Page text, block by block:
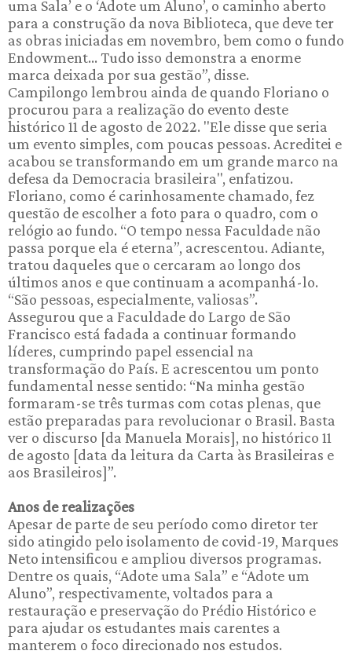
uma Sala’ e o ‘Adote um Aluno’, o caminho aberto
para a construção da nova Biblioteca, que deve ter
as obras iniciadas em novembro, bem como o fundo
Endowment... Tudo isso demonstra a enorme
marca deixada por sua gestão”, disse.
Campilongo lembrou ainda de quando Floriano o
procurou para a realização do evento deste
histórico 11 de agosto de 2022. "Ele disse que seria
um evento simples, com poucas pessoas. Acreditei e
acabou se transformando em um grande marco na
defesa da Democracia brasileira", enfatizou.
Floriano, como é carinhosamente chamado, fez
questão de escolher a foto para o quadro, com o
relógio ao fundo. “O tempo nessa Faculdade não
passa porque ela é eterna”, acrescentou. Adiante,
tratou daqueles que o cercaram ao longo dos
últimos anos e que continuam a acompanhá-lo.
“São pessoas, especialmente, valiosas”.
Assegurou que a Faculdade do Largo de São
Francisco está fadada a continuar formando
líderes, cumprindo papel essencial na
transformação do País. E acrescentou um ponto
fundamental nesse sentido: “Na minha gestão
formaram-se três turmas com cotas plenas, que
estão preparadas para revolucionar o Brasil. Basta
ver o discurso [da Manuela Morais], no histórico 11
de agosto [data da leitura da Carta às Brasileiras e
aos Brasileiros]”.
Anos de realizações
Apesar de parte de seu período como diretor ter
sido atingido pelo isolamento de covid-19, Marques
Neto intensificou e ampliou diversos programas.
Dentre os quais, “Adote uma Sala” e “Adote um
Aluno”, respectivamente, voltados para a
restauração e preservação do Prédio Histórico e
para ajudar os estudantes mais carentes a
manterem o foco direcionado nos estudos.